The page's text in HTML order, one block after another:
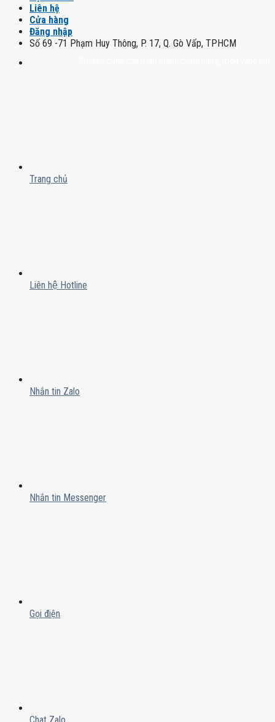
Liên hệ
Cửa hàng
Đăng nhập
Số 69 -71 Phạm Huy Thông, P. 17, Q. Gò Vấp, TPHCM
Trang chủ
Liên hệ Hotline
Nhắn tin Zalo
Nhắn tin Messenger
Gọi điện